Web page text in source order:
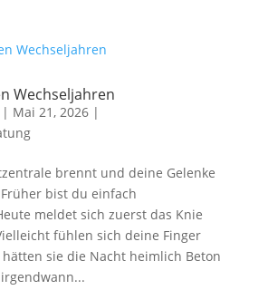
Wechseljahren
Mai 21, 2026|
brennt und deine Gelenke
bist du einfach
meldet sich zuerst das Knie
fühlen sich deine Finger
hätten sie die Nacht heimlich Beton